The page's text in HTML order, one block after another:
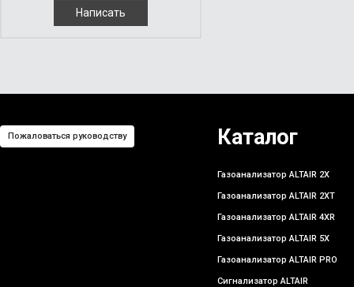
Написать
Пожаловаться руководству Каталог
Газоанализатор ALTAIR 2X
Газоанализатор ALTAIR 2XT
Газоанализатор ALTAIR 4XR
Газоанализатор ALTAIR 5X
Газоанализатор ALTAIR PRO
Сигнализатор ALTAIR